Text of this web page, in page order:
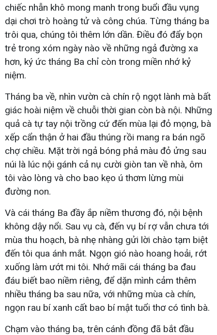
chiếc nhẫn khô mong manh trong buổi đầu vụng
dại chơi trò hoàng tử và công chúa. Từng tháng ba
trôi qua, chúng tôi thêm lớn dần. Điều đó đẩy bọn
trẻ trong xóm ngày nào về những ngả đường xa
hơn, ký ức tháng Ba chỉ còn trong miền nhớ kỷ
niệm.
Tháng ba về, nhìn vườn cà chín rộ ngọt lành mà bất
giác hoài niệm về chuỗi thời gian còn bà nội. Những
quả cà tự tay nội trồng cứ đến mùa lại đỏ mọng, bà
xếp cẩn thận ở hai đầu thúng rồi mang ra bán ngõ
chợ chiều. Mặt trời ngả bóng phả màu đỏ ửng sau
núi là lúc nội gánh cả nụ cười giòn tan về nhà, ôm
tôi vào lòng và cho bao kẹo ú thơm lừng mùi
đường non.
Và cái tháng Ba đầy ắp niềm thương đó, nội bệnh
không dậy nổi. Sau vụ cà, đến vụ bí rợ vẫn chưa tới
mùa thu hoạch, bà nhẹ nhàng gửi lời chào tạm biệt
đến tôi qua ánh mắt. Ngọn gió nào hoang hoải, rớt
xuống làm ướt mi tôi. Nhớ mãi cái tháng ba đau
đáu biết bao niềm riêng, để dặn mình cảm thêm
nhiều tháng ba sau nữa, với những mùa cà chín,
ngọn rau bí xanh cất bao bí mật tuổi thơ có tình bà.
Chạm vào tháng ba, trên cánh đồng đã bắt đầu